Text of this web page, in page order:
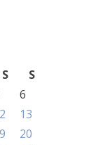
S
S
6
13
20